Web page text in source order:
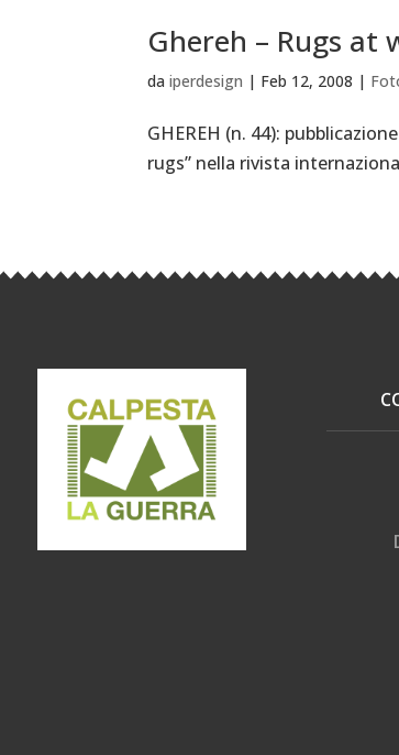
Ghereh – Rugs at
daiperdesign | Feb 12, 2008 |
GHEREH (n. 44):
rugs” nella rivista